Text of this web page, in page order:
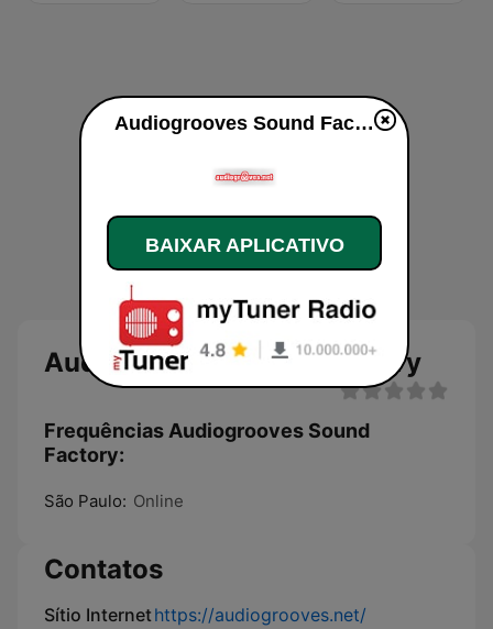
Audiogrooves Sound Factory
Frequências Audiogrooves Sound
Factory:
São Paulo: Online
Contatos
Sítio Internethttps://audiogrooves.net/
Audiogrooves Sound Factory ao vivo
BAIXAR APLICATIVO